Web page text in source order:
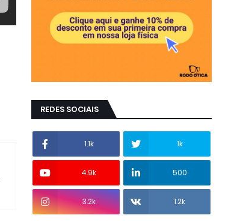
REDES SOCIAIS
1.1k 1k
4.9k 500
3.2k 1.2k